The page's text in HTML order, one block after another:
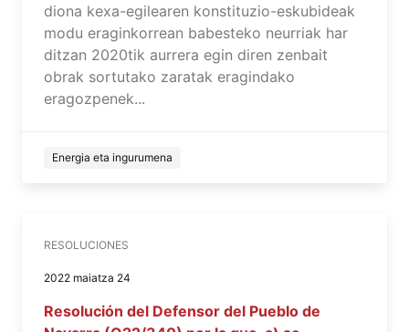
diona kexa-egilearen konstituzio-eskubideak
modu eraginkorrean babesteko neurriak har
ditzan 2020tik aurrera egin diren zenbait
obrak sortutako zaratak eragindako
eragozpenek...
Energia eta ingurumena
RESOLUCIONES
2022 maiatza 24
Resolución del Defensor del Pueblo de